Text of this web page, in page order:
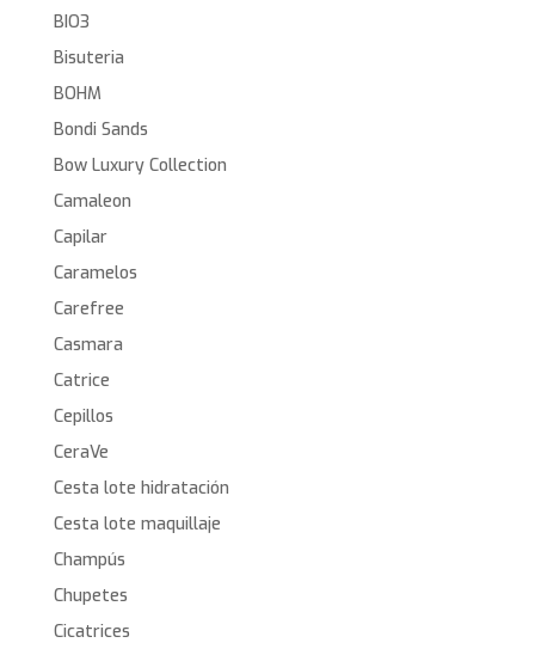
BIO3
Bisuteria
BOHM
Bondi Sands
Bow Luxury Collection
Camaleon
Capilar
Caramelos
Carefree
Casmara
Catrice
Cepillos
CeraVe
Cesta lote hidratación
Cesta lote maquillaje
Champús
Chupetes
Cicatrices